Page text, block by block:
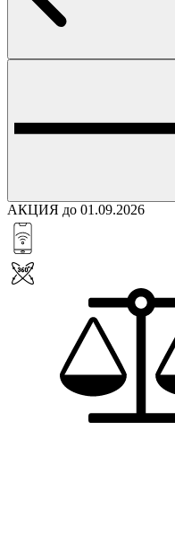
АКЦИЯ до 01.09.2026